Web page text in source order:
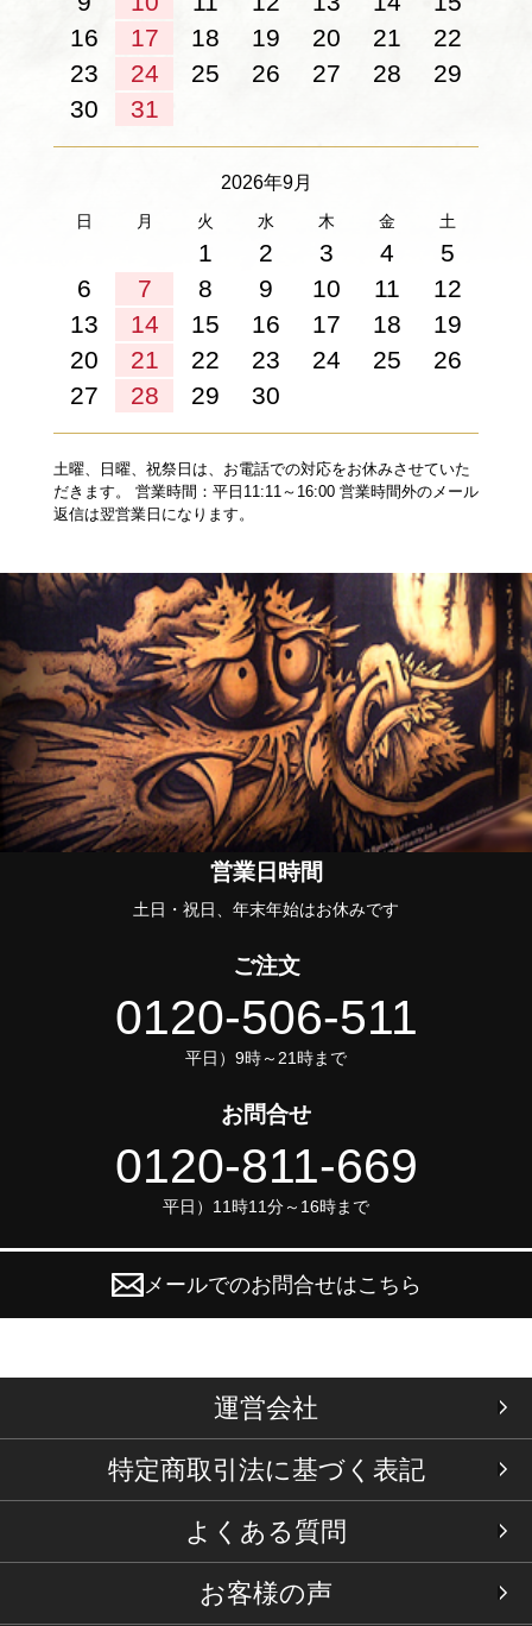
16
17 18 19 20 21
22
23
24 25 26 27 28
29
30
31
2026年9月
日 月 火 水 木 金 土
1 2 3 4
5
6
7 8 9 10 11
12
13
14 15 16 17 18
19
20
21 22 23 24 25
26
27
28 29 30
土曜、日曜、祝祭日は、お電話での対応をお休みさせていた
だきます。 営業時間：平日11:11～16:00 営業時間外のメール
返信は翌営業日になります。
営業日時間
土日・祝日、年末年始はお休みです
ご注文
0120-506-511
平日）9時～21時まで
お問合せ
0120-811-669
平日）11時11分～16時まで
メールでのお問合せはこちら
運営会社
特定商取引法に基づく表記
よくある質問
お客様の声